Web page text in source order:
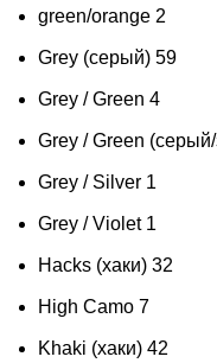
green/orange 2
Grey (серый) 59
Grey / Green 4
Grey / Green
Grey / Silver 1
Grey / Violet 1
Hacks (хаки) 32
High Camo 7
Khaki (хаки) 42